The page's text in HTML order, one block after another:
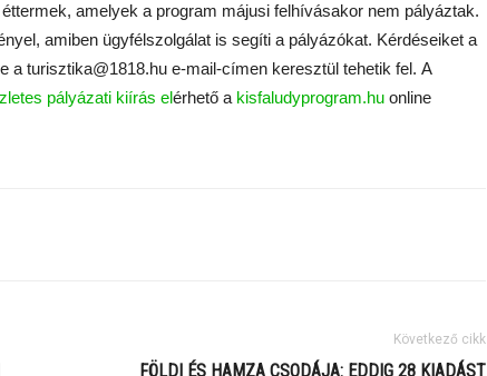
amelyek a program májusi felhívásakor nem pályáztak.
amiben ügyfélszolgálat is segíti a pályázókat. Kérdéseiket a
a turisztika@1818.hu e-mail-címen keresztül tehetik fel. A
pályázati kiírás elérhető a kisfaludyprogram.hu online
Következő cikk
FÖLDI ÉS HAMZA CSODÁJA: EDDIG 28 KIADÁST